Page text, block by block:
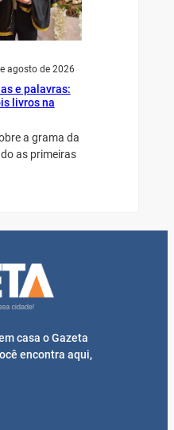
agosto de 2026
e palavras:
livros na
a grama da
as primeiras
casa o Gazeta
encontra aqui,